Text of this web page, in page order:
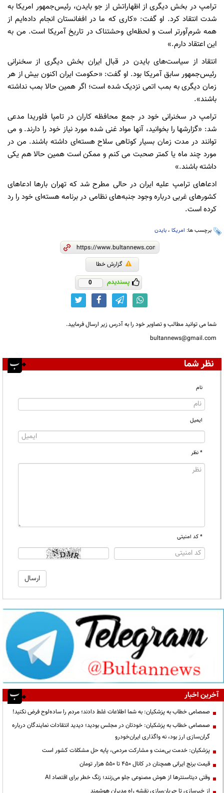
ترامپ در بخش دیگری از اظهاراتش از جو بایدن، رئیس‌جمهور امریکا به
شدت انتقاد کرد. او گفت: «کاری که ما در افغانستان انجام داده‌ایم از
همه شرم‌آورتر است و لحظه‌ای وحشتناک در تاریخ آمریکا است. من به
این اعتقاد دارم.»
انتقاد از سیاست‌های بایدن در قبال ایران بخش دیگری از سخنرانی
رئیس‌جمهور سابق آمریکا بود. او گفت: «حکومت ایران اکنون بیش از هر
زمان دیگری به بمب اتمی نزدیک شده است؛ اگر همین حالا بمب نداشته
باشند».
ترامپ در سخنرانی خود در جمع محافظه کاران در تامپا فلوریدا مدعی
شد: «گزارشها را بخوانید، آنها مواد غنی شده مورد نیاز خود را دارند. و می
توانند در مدت زمان بسیار کوتاهی سلاح هسته‌ای داشته باشند. من در
مورد چند ماه یا کمتر صحبت می کنم و ممکن است همین حالا هم یکی
داشته باشند.»
ادعاهای ترامپ علیه ایران در حالی مطرح شد که تهران بارها ادعاهای
کشورهای غربی درباره وجود جنبه‌های نظامی در برنامه هسته‌ای خود را رد
کرده است.
برچسب ها: امریکا ، بایدن
گزارش خطا
پسندیدم 0
شما می توانید مطالب و تصاویر خود را به آدرس زیر ارسال فرمایید.
bultannews@gmail.com
نظر شما
نام
ایمیل
* نظر
* کد امنیتی
آخرین اخبار
صمصامی خطاب به پزشکیان: به شما اطلاعات غلط دادند؛ مردم را ساده‌لوح فرض نکنید!
صمصامی خطاب به پزشکیان: خودتان در مجلس بودید؛ دیدید انتقادات نمایندگان درباره
گران‌سازی ارز بود، نه واگذاری ایران‌خودرو
پزشکیان: خدمت بی‌منت و مشارکت مردمی، پایه حل مشکلات کشور است
قیمت‌ برنج ایرانی همچنان در کانال ۴۵۰ تا ۵۵۰ هزار تومان
وقتی دیتاسنترها از هوش مصنوعی جلو می‌زنند؛ زنگ خطر برای اقتصاد AI
از خبرسازی تا جریان‌سازی نقشه راه مدیران هوشمند